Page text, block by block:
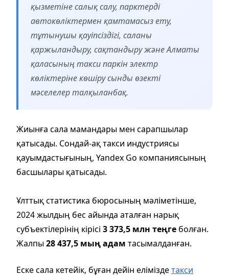
қызметіне салық салу, парктерді
автокөліктермен қамтамасыз ету,
тұтынушы қауіпсіздігі, саланы
қаржыландыру, сақтандыру және Алматы
қаласының такси паркін электр
көліктеріне көшіру сынды өзекті
мәселелер талқыланбақ.
Жиынға сала мамандары мен сарапшылар
қатысады. Сондай-ақ такси индустриясы
қауымдастығының, Yandex Go компаниясының
басшылары қатысады.
Ұлттық статистика бюросының мәліметінше,
2024 жылдың бес айында аталған нарық
субъектілерінің кірісі 3 373,5 млн теңге болған.
Жалпы28 437,5 мың адам тасымалданған.
Еске сала кетейік, бұған дейін еліміздетакси